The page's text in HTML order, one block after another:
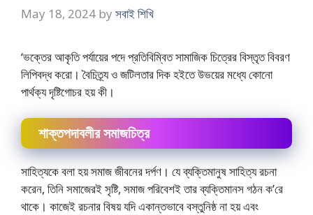
May 18, 2024 by সবাই শিখি
‘ভক্তের আকৃতি পর্যায়ের পদে প্রতিবিম্বিত সামাজিক চিত্রের বিস্তৃত বিবরণ
লিপিবদ্ধ করো। বৈচিত্র্য ও জটিলতার দিক হইতে উভয়ের মধ্যে কোনো
পার্থক্য দৃষ্টিগোচর হয় কী।
শাক্তপদাবলীর সমাজচিত্র
সাহিত্যকে বলা হয় সমাজ জীবনের দর্পণ। যে ব্যক্তিমানুষ সাহিত্য রচনা
করেন, তিনি সমাজেরই সৃষ্টি, সমাজ পরিবেশই তার ব্যক্তিমানস গঠন ক’রে
থাকে। কাজেই রচনার বিষয় যদি একান্তভাবে বস্তুনিষ্ঠ না হয় এবং